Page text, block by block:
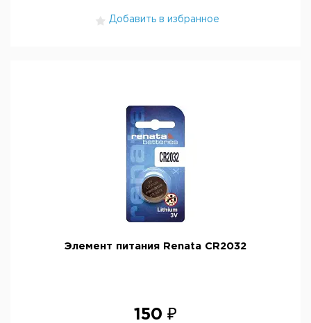
Добавить в избранное
Элемент питания Renata CR2032
150 ₽